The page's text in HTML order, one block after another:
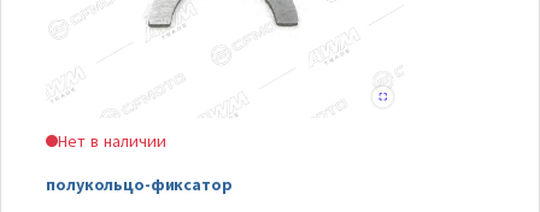
Нет в наличии
полукольцо-фиксатор